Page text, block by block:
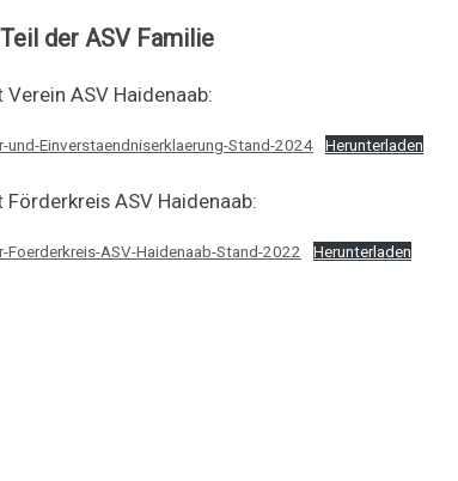
der ASV Familie
ASV Haidenaab:
und-Einverstaendniserklaerung-Stand-2024 Herunterladen
ASV Haidenaab:
Foerderkreis-ASV-Haidenaab-Stand-2022 Herunterladen